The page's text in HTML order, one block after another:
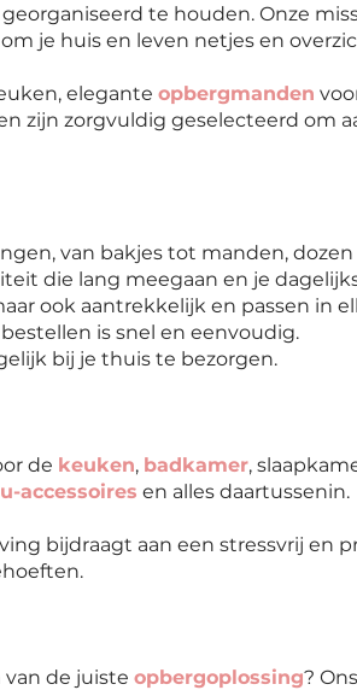
te houden. Onze
je huis en leven netjes en
elegante opbergmanden
zijn zorgvuldig geselecteerd om
van bakjes tot manden,
die lang meegaan en je
ook aantrekkelijk en passen in
is snel en eenvoudig.
bij je thuis te bezorgen.
de keuken, badkamer,
accessoires en alles daartussenin.
bijdraagt aan een stressvrij en
de juiste opbergoplossing?